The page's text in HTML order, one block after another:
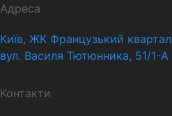
Адреса
Київ, ЖК Французький квартал
вул. Василя Тютюнника, 51/1-А
Контакти